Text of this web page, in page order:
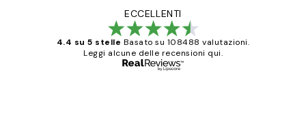
ECCELLENTI
4.4 su 5 stelle Basato su 108488 valutazioni.
Leggi alcune delle recensioni qui.